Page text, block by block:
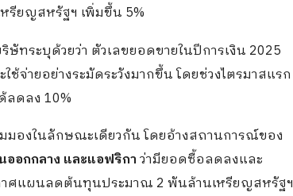
หรียญสหรัฐฯ เพิ่มขึ้น 5%
ทระบุด้วยว่า ตัวเลขยอดขายในปีการเงิน 2025
จ่ายอย่างระมัดระวังมากขึ้น โดยช่วงไตรมาสแรก
ลดลง 10%
มองในลักษณะเดียวกัน โดยอ้างสถานการณ์ของ
อกกลาง และแอฟริกาว่ามียอดซื้อลดลงและ
าศแผนลดต้นทุนประมาณ 2 พันล้านเหรียญสหรัฐฯ